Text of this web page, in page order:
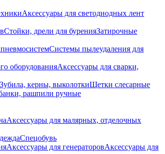
Аксессуары для светодиодных лент
Стойки, дрели для буренияЗатирочные
Системы пылеудаления для
оборудованияАксессуары для сварки,
Зубила, керны, выколоткиЩетки слесарные
рашпили ручные
Аксессуары для малярных, отделочных
Спецобувь
Аксессуары для генераторовАксессуары для